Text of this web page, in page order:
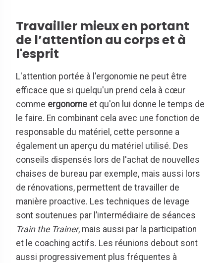
Travailler mieux en portant
de l’attention au corps et à
l'esprit
L'attention portée à l'ergonomie ne peut être
efficace que si quelqu'un prend cela à cœur
comme ergonome et qu'on lui donne le temps de
le faire. En combinant cela avec une fonction de
responsable du matériel, cette personne a
également un aperçu du matériel utilisé. Des
conseils dispensés lors de l'achat de nouvelles
chaises de bureau par exemple, mais aussi lors
de rénovations, permettent de travailler de
manière proactive. Les techniques de levage
sont soutenues par l’intermédiaire de séances
Train the Trainer, mais aussi par la participation
et le coaching actifs. Les réunions debout sont
aussi progressivement plus fréquentes à